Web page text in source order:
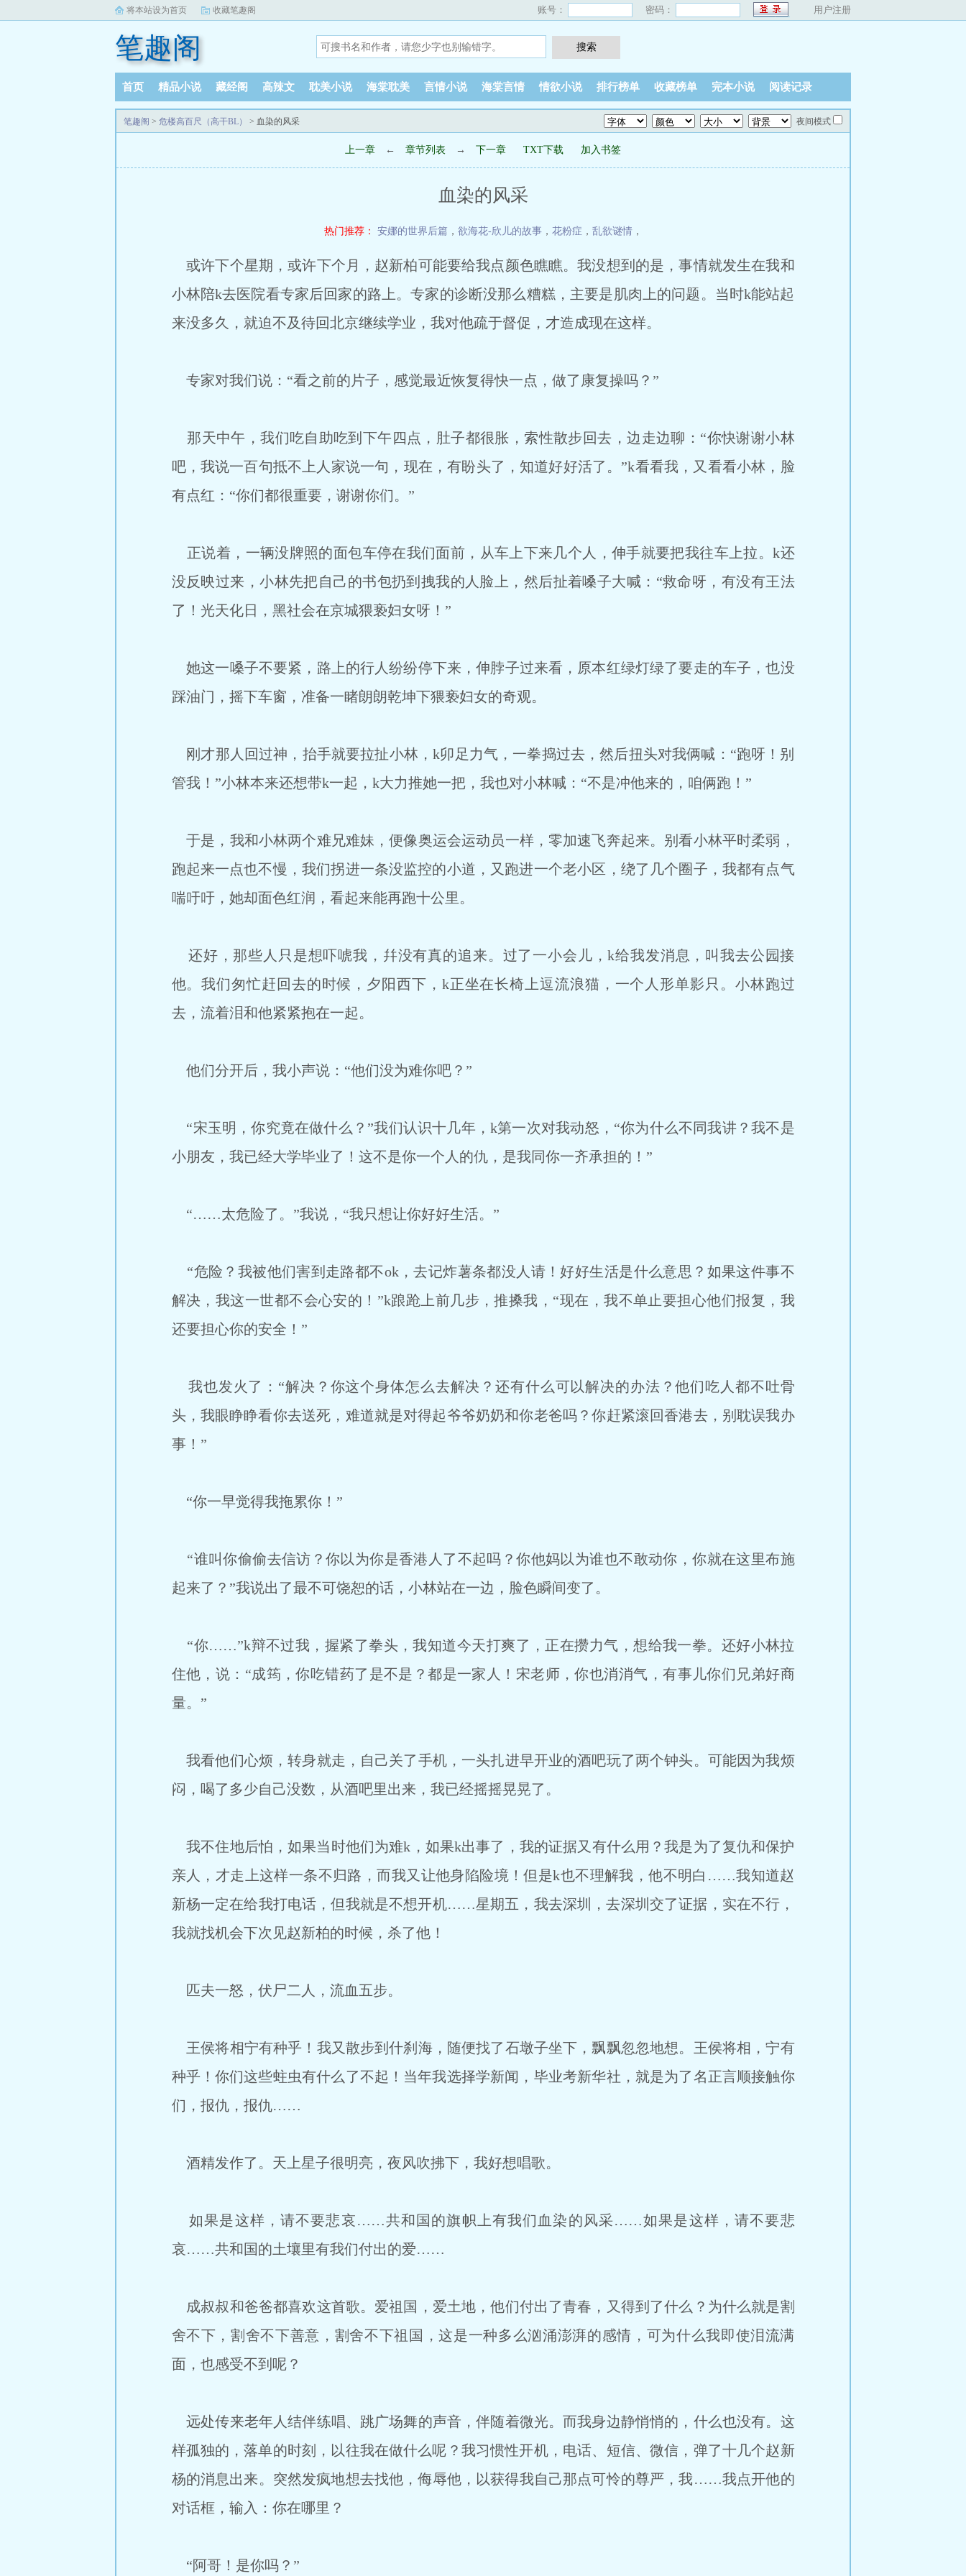
将本站设为首页 收藏笔趣阁 账号： 密码： 用户注册
笔趣阁
首页 精品小说 藏经阁 高辣文 耽美小说 海棠耽美 言情小说 海棠言情 情欲小说 排行榜单 收藏榜单 完本小说 阅读记录
笔趣阁 > 危楼高百尺（高干BL） > 血染的风采 夜间模式
上一章 ← 章节列表 → 下一章 TXT下载 加入书签
血染的风采
热门推荐： 安娜的世界后篇 ， 欲海花-欣儿的故事， 花粉症 ， 乱欲谜情，
或许下个星期，或许下个月，赵新柏可能要给我点颜色瞧瞧。我没想到的是，事情就发生在我和
小林陪k去医院看专家后回家的路上。专家的诊断没那么糟糕，主要是肌肉上的问题。当时k能站起
来没多久，就迫不及待回北京继续学业，我对他疏于督促，才造成现在这样。
专家对我们说：“看之前的片子，感觉最近恢复得快一点，做了康复操吗？”
那天中午，我们吃自助吃到下午四点，肚子都很胀，索性散步回去，边走边聊：“你快谢谢小林
吧，我说一百句抵不上人家说一句，现在，有盼头了，知道好好活了。”k看看我，又看看小林，脸
有点红：“你们都很重要，谢谢你们。”
正说着，一辆没牌照的面包车停在我们面前，从车上下来几个人，伸手就要把我往车上拉。k还
没反映过来，小林先把自己的书包扔到拽我的人脸上，然后扯着嗓子大喊：“救命呀，有没有王法
了！光天化日，黑社会在京城猥亵妇女呀！”
她这一嗓子不要紧，路上的行人纷纷停下来，伸脖子过来看，原本红绿灯绿了要走的车子，也没
踩油门，摇下车窗，准备一睹朗朗乾坤下猥亵妇女的奇观。
刚才那人回过神，抬手就要拉扯小林，k卯足力气，一拳捣过去，然后扭头对我俩喊：“跑呀！别
管我！”小林本来还想带k一起，k大力推她一把，我也对小林喊：“不是冲他来的，咱俩跑！”
于是，我和小林两个难兄难妹，便像奥运会运动员一样，零加速飞奔起来。别看小林平时柔弱，
跑起来一点也不慢，我们拐进一条没监控的小道，又跑进一个老小区，绕了几个圈子，我都有点气
喘吁吁，她却面色红润，看起来能再跑十公里。
还好，那些人只是想吓唬我，幷没有真的追来。过了一小会儿，k给我发消息，叫我去公园接
他。我们匆忙赶回去的时候，夕阳西下，k正坐在长椅上逗流浪猫，一个人形单影只。小林跑过
去，流着泪和他紧紧抱在一起。
他们分开后，我小声说：“他们没为难你吧？”
“宋玉明，你究竟在做什么？”我们认识十几年，k第一次对我动怒，“你为什么不同我讲？我不是
小朋友，我已经大学毕业了！这不是你一个人的仇，是我同你一齐承担的！”
“……太危险了。”我说，“我只想让你好好生活。”
“危险？我被他们害到走路都不ok，去记炸薯条都没人请！好好生活是什么意思？如果这件事不
解决，我这一世都不会心安的！”k踉跄上前几步，推搡我，“现在，我不单止要担心他们报复，我
还要担心你的安全！”
我也发火了：“解决？你这个身体怎么去解决？还有什么可以解决的办法？他们吃人都不吐骨
头，我眼睁睁看你去送死，难道就是对得起爷爷奶奶和你老爸吗？你赶紧滚回香港去，别耽误我办
事！”
“你一早觉得我拖累你！”
“谁叫你偷偷去信访？你以为你是香港人了不起吗？你他妈以为谁也不敢动你，你就在这里布施
起来了？”我说出了最不可饶恕的话，小林站在一边，脸色瞬间变了。
“你……”k辩不过我，握紧了拳头，我知道今天打爽了，正在攒力气，想给我一拳。还好小林拉
住他，说：“成筠，你吃错药了是不是？都是一家人！宋老师，你也消消气，有事儿你们兄弟好商
量。”
我看他们心烦，转身就走，自己关了手机，一头扎进早开业的酒吧玩了两个钟头。可能因为我烦
闷，喝了多少自己没数，从酒吧里出来，我已经摇摇晃晃了。
我不住地后怕，如果当时他们为难k，如果k出事了，我的证据又有什么用？我是为了复仇和保护
亲人，才走上这样一条不归路，而我又让他身陷险境！但是k也不理解我，他不明白……我知道赵
新杨一定在给我打电话，但我就是不想开机……星期五，我去深圳，去深圳交了证据，实在不行，
我就找机会下次见赵新柏的时候，杀了他！
匹夫一怒，伏尸二人，流血五步。
王侯将相宁有种乎！我又散步到什刹海，随便找了石墩子坐下，飘飘忽忽地想。王侯将相，宁有
种乎！你们这些蛀虫有什么了不起！当年我选择学新闻，毕业考新华社，就是为了名正言顺接触你
们，报仇，报仇……
酒精发作了。天上星子很明亮，夜风吹拂下，我好想唱歌。
如果是这样，请不要悲哀……共和国的旗帜上有我们血染的风采……如果是这样，请不要悲
哀……共和国的土壤里有我们付出的爱……
成叔叔和爸爸都喜欢这首歌。爱祖国，爱土地，他们付出了青春，又得到了什么？为什么就是割
舍不下，割舍不下善意，割舍不下祖国，这是一种多么汹涌澎湃的感情，可为什么我即使泪流满
面，也感受不到呢？
远处传来老年人结伴练唱、跳广场舞的声音，伴随着微光。而我身边静悄悄的，什么也没有。这
样孤独的，落单的时刻，以往我在做什么呢？我习惯性开机，电话、短信、微信，弹了十几个赵新
杨的消息出来。突然发疯地想去找他，侮辱他，以获得我自己那点可怜的尊严，我……我点开他的
对话框，输入：你在哪里？
“阿哥！是你吗？”